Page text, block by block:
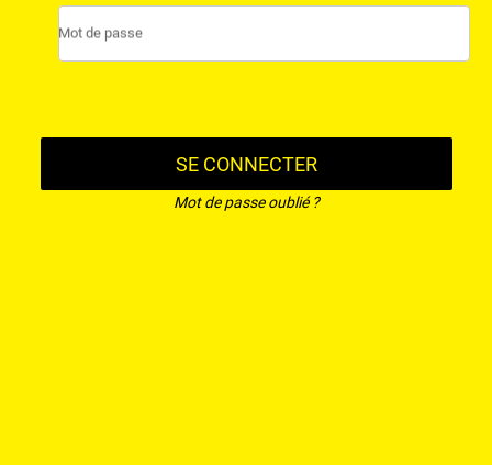
Mot de passe
SE CONNECTER
Mot de passe oublié ?